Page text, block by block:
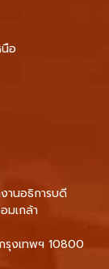
อ
านอธิการบดี
มเกล้า
รุงเทพฯ 10800